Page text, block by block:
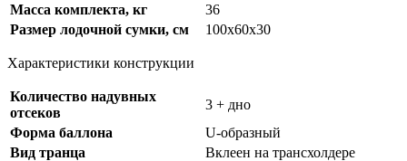
Масса комплекта, кг
36
Размер лодочной сумки, см
100х60х30
Характеристики конструкции
Количество надувных
отсеков
3 + дно
Форма баллона
U-образный
Вид транца
Вклеен на трансхолдере